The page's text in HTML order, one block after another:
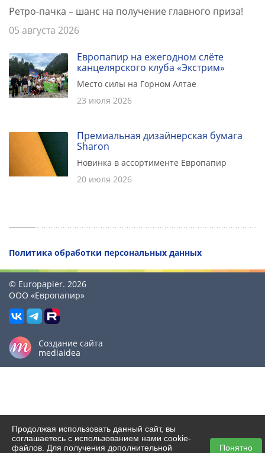
Ретро-пачка – шанс на получение главного приза!
05 августа 2026
Европапир на ежегодном слёте
канцелярского клуба «Экстрим»
Место силы на Горном Алтае
23 июля 2026
Премиальная дизайнерская бумага
Sharon
Новинка в ассортименте Европапир
20 июля 2026
Политика обработки персональных данных
© Europapier. 2026
ООО «Европапир»
Создание сайта
mediaidea
Продолжая использовать данный сайт, вы
соглашаетесь с использованием нами cookie-
файлов. Для получения дополнительной
Понятно